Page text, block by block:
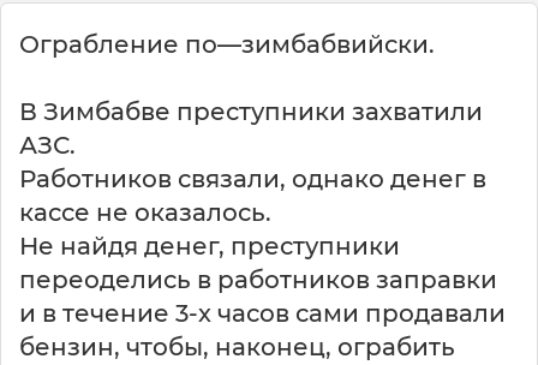
Ограбление по—зимбабвийски.
В Зимбабве преступники захватили
АЗС.
Работников связали, однако денег в
кассе не оказалось.
Не найдя денег, преступники
переоделись в работников заправки
и в течение 3-х часов сами продавали
бензин, чтобы, наконец, ограбить